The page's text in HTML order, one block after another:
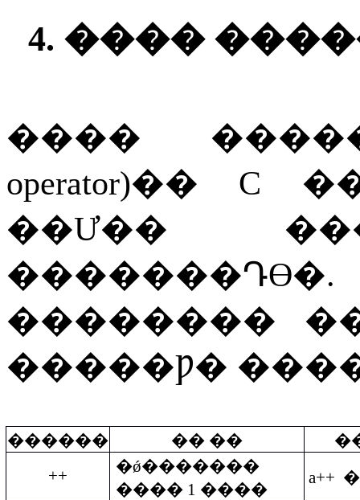
4. ����
����
operator)�� C
��Ư��
�������Դϴ�
��������
�����Ƿ�
������ �� ��
++
�ǿ�������
���� 1 ����
a++